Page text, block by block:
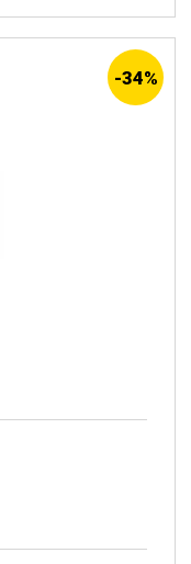
-34%